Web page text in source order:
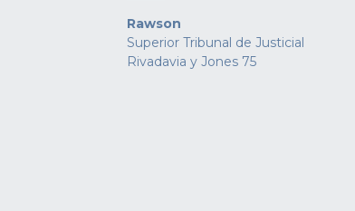
Rawson
Superior Tribunal de Justicial
Rivadavia y Jones 75